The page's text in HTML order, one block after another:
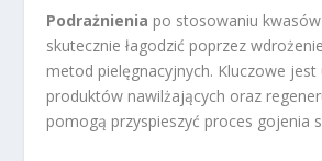
Podrażnienia po stosowaniu
skutecznie łagodzić poprzez
metod pielęgnacyjnych. Kluczowe jest
produktów nawilżających oraz
pomogą przyspieszyć proces gojenia